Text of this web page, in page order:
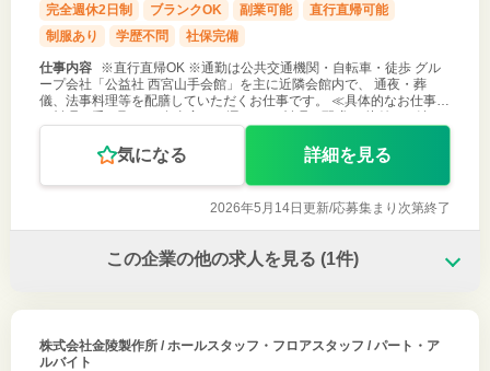
完全週休2日制
ブランクOK 副業可能
直行直帰可能
制服あり
学歴不問 社保完備
仕事内容
※直行直帰OK ※通勤は公共交通機関・自転車・徒歩 グル
ープ会社「公益社 西宮山手会館」を主に近隣会館内で、 通夜・葬
儀、法事料理等を配膳していただくお仕事です。 ≪具体的なお仕事≫
気になる 詳細を見る
2026年5月14日更新/応募集まり次第終了
この企業の他の求人を見る (1件)
株式会社金陵製作所/ ホールスタッフ・フロアスタッフ / パート・ア
ルバイト